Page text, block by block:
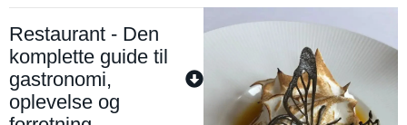
Restaurant - Den
komplette guide til
gastronomi,
oplevelse og